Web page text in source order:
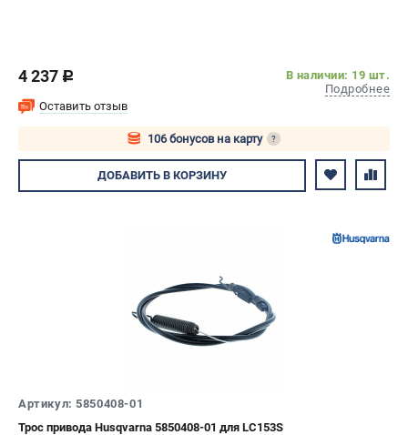
4 237 c
В наличии: 19 шт.
Подробнее
Оставить отзыв
106 бонусов на карту ?
Авторизуйтесь
ДОБАВИТЬ В КОРЗИНУ
Артикул: 5850408-01
Трос привода Husqvarna 5850408-01 для LC153S